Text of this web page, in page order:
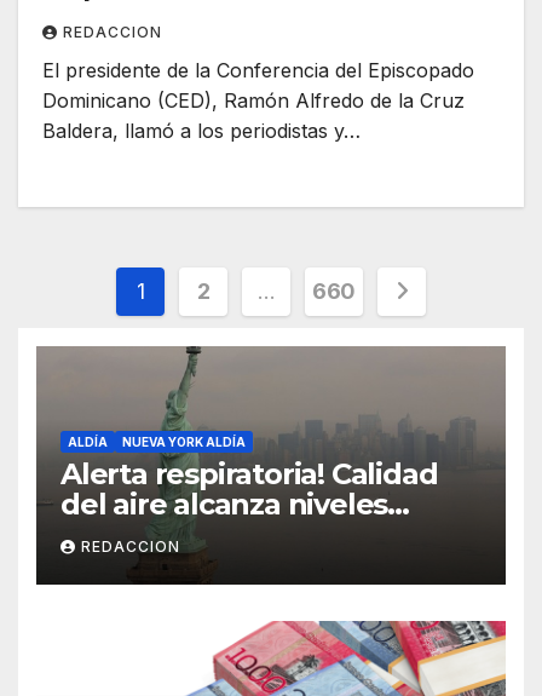
REDACCION
El presidente de la Conferencia del Episcopado
Dominicano (CED), Ramón Alfredo de la Cruz
Baldera, llamó a los periodistas y…
Paginación
de
entradas
1 2 … 660
ALDÍA NUEVA YORK ALDÍA
Alerta respiratoria! Calidad
del aire alcanza niveles
peligrosos en NYC
REDACCION